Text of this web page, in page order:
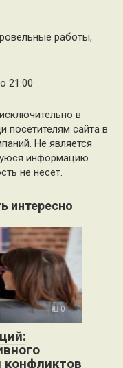
работы,
21:00
в
посетителям сайта в
Не является
информацию
не несет.
интересно
0
конфликтов